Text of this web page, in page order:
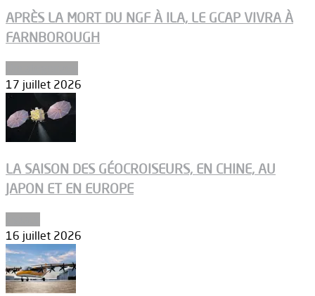
APRÈS LA MORT DU NGF À ILA, LE GCAP VIVRA À
FARNBOROUGH
17 juillet 2026
LA SAISON DES GÉOCROISEURS, EN CHINE, AU
JAPON ET EN EUROPE
16 juillet 2026